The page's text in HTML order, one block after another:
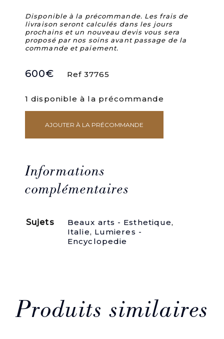
Disponible à la précommande. Les frais de
livraison seront calculés dans les jours
prochains et un nouveau devis vous sera
proposé par nos soins avant passage de la
commande et paiement.
600€ Ref 37765
1 disponible à la précommande
quantité
de
pittorica
della
Italia
inferiore
delle
fiorentina,
ridotta
a
metodo
AJOUTER À LA PRÉCOMMANDE
Informations
complémentaires
Sujets Beaux arts - Esthetique,
Italie, Lumieres -
Encyclopedie
Produits similaires